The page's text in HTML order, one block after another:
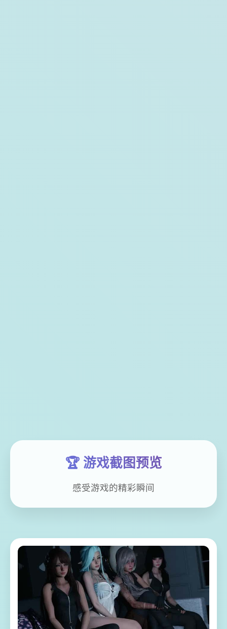
🏆 游戏截图预览
感受游戏的精彩瞬间